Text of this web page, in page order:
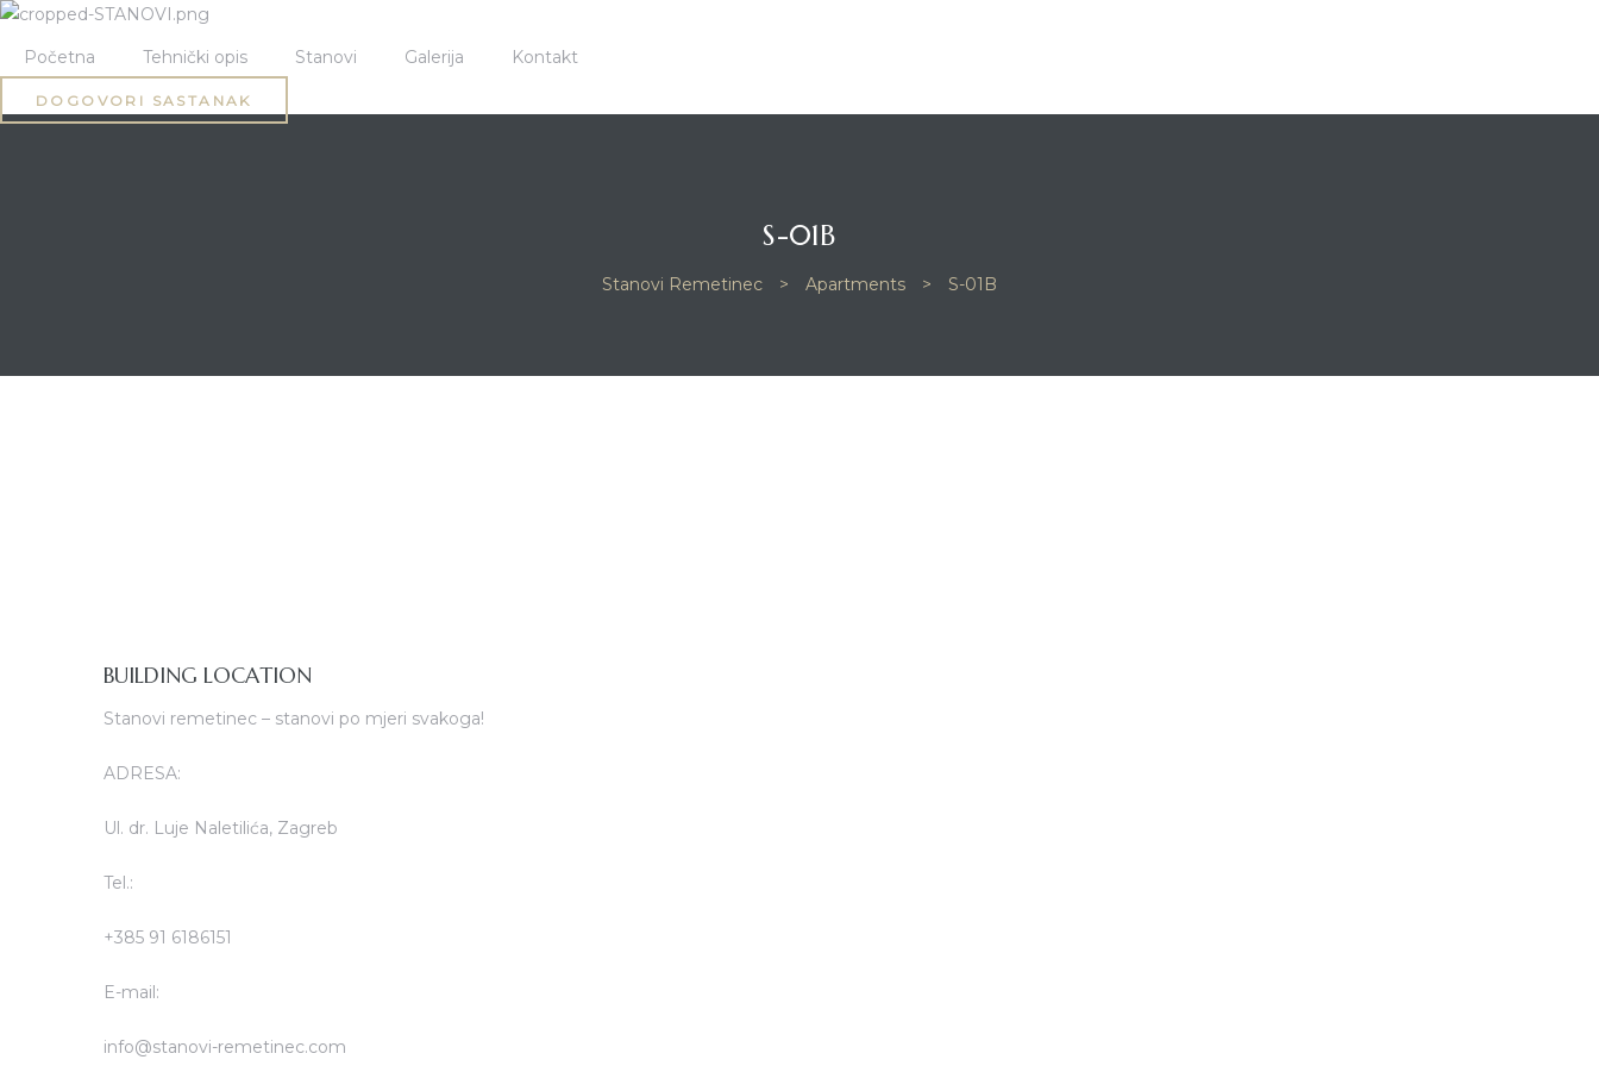
Početna Tehnički opis Stanovi Galerija Kontakt
DOGOVORI SASTANAK
S-01B
Stanovi Remetinec > Apartments > S-01B
BUILDING LOCATION
Stanovi remetinec – stanovi po mjeri svakoga!
ADRESA:
Ul. dr. Luje Naletilića, Zagreb
Tel.:
+385 91 6186151
E-mail:
info@stanovi-remetinec.com